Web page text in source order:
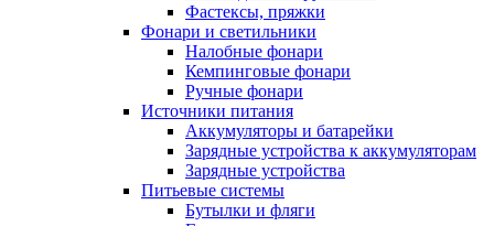
Фастексы, пряжки
Фонари и светильники
Налобные фонари
Кемпинговые фонари
Ручные фонари
Источники питания
Аккумуляторы и батарейки
Зарядные устройства к аккумуляторам
Зарядные устройства
Питьевые системы
Бутылки и фляги